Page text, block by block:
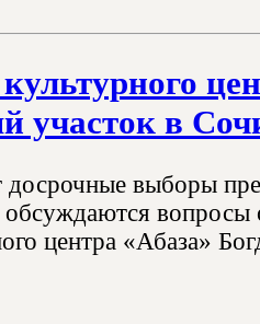
участок в
досрочные выборы
вопросы
центра «Абаза»